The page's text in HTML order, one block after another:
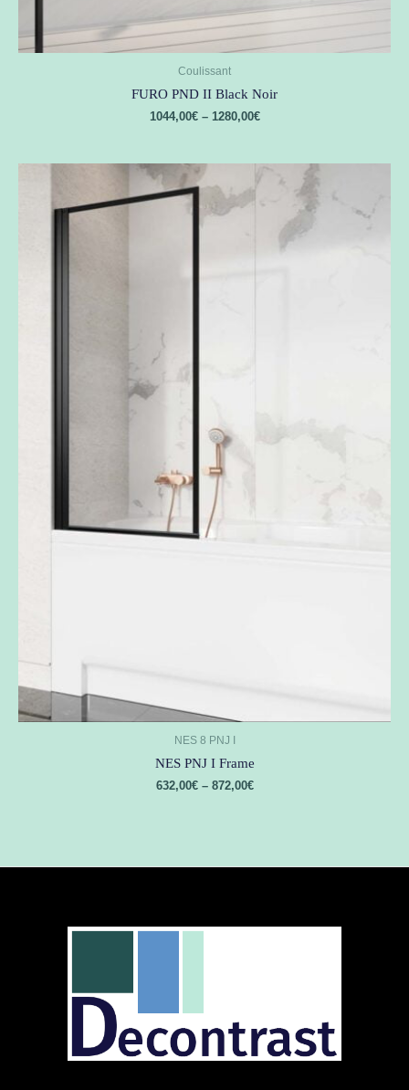
Coulissant
FURO PND II Black Noir
1044,00€– 1280,00€
NES 8 PNJ I
NES PNJ I Frame
632,00€– 872,00€